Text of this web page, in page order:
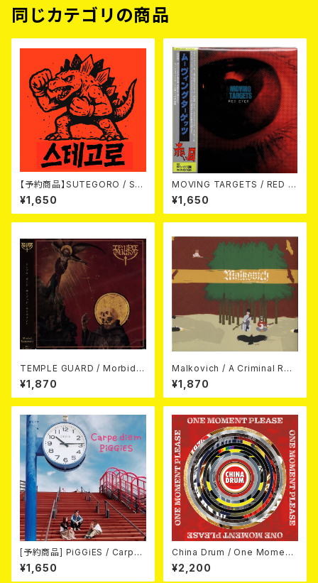
同じカテゴリの商品
【予約商品】SUTEGORO / ST
REET BATTLE (CD)【8月8日
発売】
¥1,650
MOVING TARGETS / RED E
YES CD
¥1,650
TEMPLE GUARD / Morbid S
¥1,870
Malkovich / A Criminal Rec
ord CD
¥1,870
[予約商品] PiGGiES / Carpe
diem (CD) 2026年8月12日リ
リース予定
¥1,650
China Drum / One Moment
Please (CD)
¥2,200